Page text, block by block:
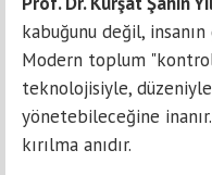
kabuğunu değil,
Modern toplum
teknolojisiyle,
yönetebileceğine
kırılma anıdır.